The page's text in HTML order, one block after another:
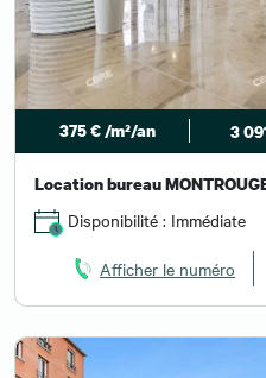
375 € /m²/an 3
Location bureau
Disponibilité : Immédiate
Afficher le numéro